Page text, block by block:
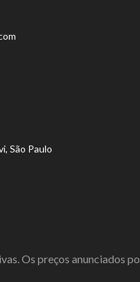
São Paulo
Os preços anunciados